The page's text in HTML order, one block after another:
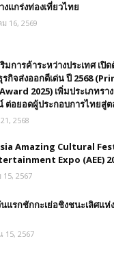
แกร่งท่องเที่ยวไทย
16, 2569
มการค้าระหว่างประเทศ เปิ
กิจส่งออกดีเด่น ปี 2568
2025) เพิ่มประเภทรา
ต่อยอดผู้ประกอบการไทยสู่
2568
Amazing Cultural
Expo (AEE)
15, 2567
แรกชักกะเย่อชิงชนะเลิศแห่
15, 2567